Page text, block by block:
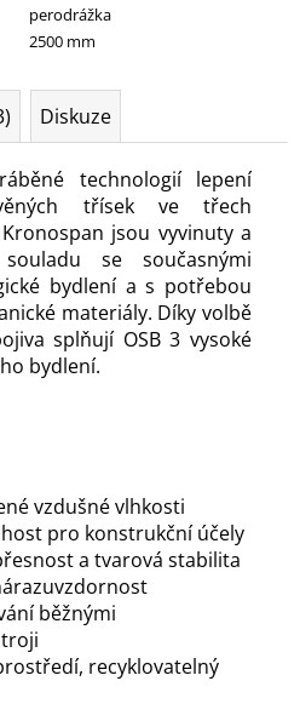
perodrážka
2500 mm
Diskuze
technologií lepení
třísek ve třech
jsou vyvinuty a
se současnými
bydlení a s potřebou
materiály. Díky volbě
splňují OSB 3 vysoké
bydlení.
vzdušné vlhkosti
pro konstrukční účely
a tvarová stabilita
běžnými
recyklovatelný